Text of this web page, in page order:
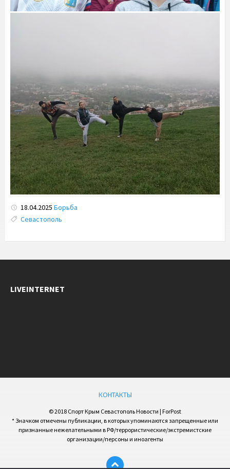
18.04.2025 Борьба
Tags:
Севастополь
LIVEINTERNET
КОНТАКТЫ
© 2018 Спорт Крым Севастополь Новости | ForPost
* Значком отмечены публикации, в которых упоминаются запрещенные или
признанные нежелательными в РФ/террористические/экстремистские
организации/персоны и иноагенты